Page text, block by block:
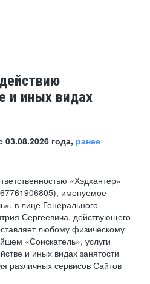
и иных видах
года, ранее
«Хэдхантер»
именуемое
в лице Генерального
Сергеевича, действующего
любому физическому
«Соискатель», услуги
и иных видах занятости
различных сервисов Сайтов